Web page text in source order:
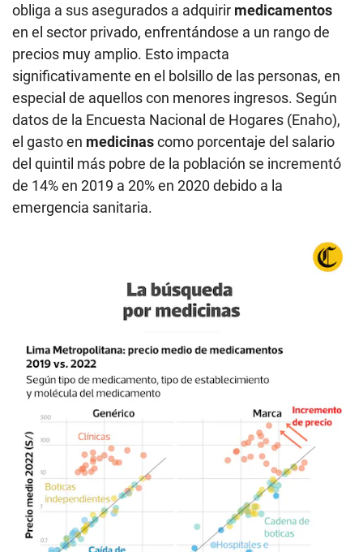
obliga a sus asegurados a adquirir medicamentos
en el sector privado, enfrentándose a un rango de
precios muy amplio. Esto impacta
significativamente en el bolsillo de las personas, en
especial de aquellos con menores ingresos. Según
datos de la Encuesta Nacional de Hogares (Enaho),
el gasto en medicinascomo porcentaje del salario
del quintil más pobre de la población se incrementó
de 14% en 2019 a 20% en 2020 debido a la
emergencia sanitaria.